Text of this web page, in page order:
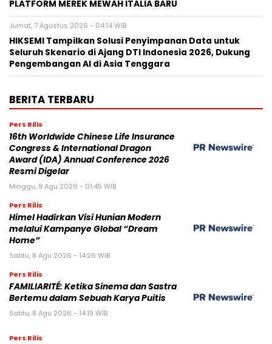
PLATFORM MEREK MEWAH ITALIA BARU
Jumat, 7 Agustus 2026 - 04:14 WIB
HIKSEMI Tampilkan Solusi Penyimpanan Data untuk
Seluruh Skenario di Ajang DTI Indonesia 2026, Dukung
Pengembangan AI di Asia Tenggara
BERITA TERBARU
Pers Rilis
16th Worldwide Chinese Life Insurance
Congress & International Dragon
Award (IDA) Annual Conference 2026
Resmi Digelar
Minggu, 9 Agu 2026 - 01:45 WIB
Pers Rilis
Himel Hadirkan Visi Hunian Modern
melalui Kampanye Global “Dream
Home”
Sabtu, 8 Agu 2026 - 14:26 WIB
Pers Rilis
FAMILIARITÉ: Ketika Sinema dan Sastra
Bertemu dalam Sebuah Karya Puitis
Sabtu, 8 Agu 2026 - 14:19 WIB
Pers Rilis